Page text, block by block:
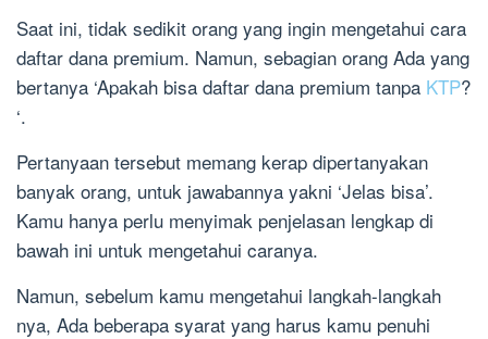
Saat ini, tidak sedikit orang yang ingin mengetahui cara
daftar dana premium. Namun, sebagian orang Ada yang
bertanya ‘Apakah bisa daftar dana premium tanpa KTP?
‘.
Pertanyaan tersebut memang kerap dipertanyakan
banyak orang, untuk jawabannya yakni ‘Jelas bisa’.
Kamu hanya perlu menyimak penjelasan lengkap di
bawah ini untuk mengetahui caranya.
Namun, sebelum kamu mengetahui langkah-langkah
nya, Ada beberapa syarat yang harus kamu penuhi